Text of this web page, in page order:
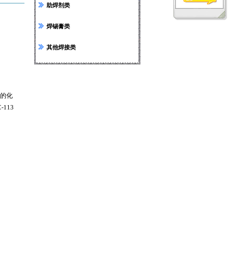
化
113
助焊剂类
焊锡膏类
其他焊接类